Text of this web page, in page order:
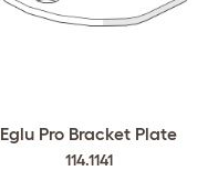
Eglu Pro Bracket Plate
114.1141